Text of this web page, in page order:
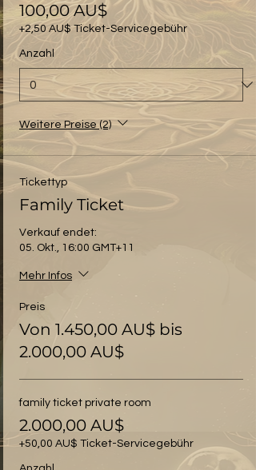
100,00 AU$
+2,50 AU$ Ticket-Servicegebühr
Anzahl
Weitere Preise (2)
Tickettyp
Family Ticket
Verkauf endet:
05. Okt., 16:00 GMT+11
Mehr Infos
Preis
Von 1.450,00 AU$ bis
2.000,00 AU$
family ticket private room
2.000,00 AU$
+50,00 AU$ Ticket-Servicegebühr